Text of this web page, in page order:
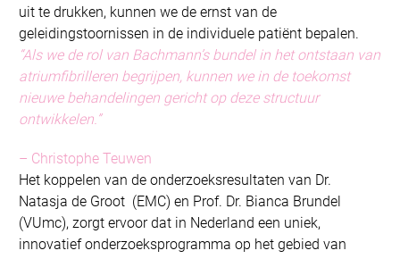
uit te drukken, kunnen we de ernst van de
geleidingstoornissen in de individuele patiënt bepalen.
“Als we de rol van Bachmann’s bundel in het ontstaan van
atriumfibrilleren begrijpen, kunnen we in de toekomst
nieuwe behandelingen gericht op deze structuur
ontwikkelen.”
– Christophe Teuwen
Het koppelen van de onderzoeksresultaten van Dr.
Natasja de Groot (EMC) en Prof. Dr. Bianca Brundel
(VUmc), zorgt ervoor dat in Nederland een uniek,
innovatief onderzoeksprogramma op het gebied van